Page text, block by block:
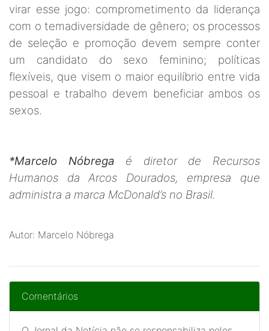
virar esse jogo: comprometimento da liderança
com o temadiversidade de gênero; os processos
de seleção e promoção devem sempre conter
um candidato do sexo feminino; políticas
flexíveis, que visem o maior equilíbrio entre vida
pessoal e trabalho devem beneficiar ambos os
sexos.
*Marcelo Nóbrega é diretor de Recursos
Humanos da Arcos Dourados, empresa que
administra a marca McDonald’s no Brasil.
Autor: Marcelo Nóbrega
Comentários